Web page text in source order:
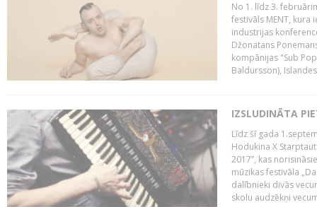
No 1. līdz 3.
festivāls MENT, kura
industrijas
Džonatans
kompānijas "Sub
Baldursson),
IZSLUDINĀTA
Līdz šī gada
Hodukina X
2017”, kas
mūzikas festivāla
dalībnieki divās
skolu audzēkņi